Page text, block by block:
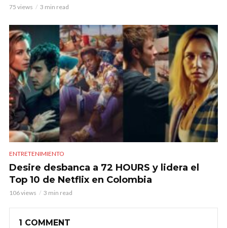
75 views 3 min read
ENTRETENIMIENTO
Desire desbanca a 72 HOURS y lidera el
Top 10 de Netflix en Colombia
106 views 3 min read
1 COMMENT